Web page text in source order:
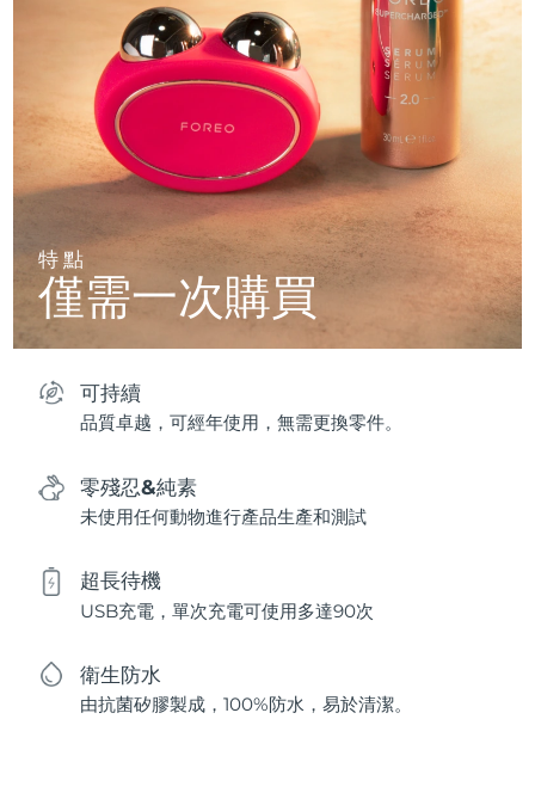
特點
僅需一次購買
可持續
品質卓越，可經年使用，無需更換零件。
零殘忍&純素
未使用任何動物進行產品生產和測試
超長待機
USB充電，單次充電可使用多達90次
衛生防水
由抗菌矽膠製成，100%防水，易於清潔。